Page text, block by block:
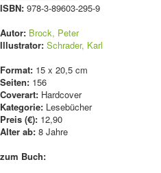
ISBN: 978-3-89603-295-9
Autor: Brock, Peter
Illustrator: Schrader, Karl
Format: 15 x 20,5 cm
Seiten: 156
Coverart: Hardcover
Kategorie: Lesebücher
Preis (€): 12,90
Alter ab: 8 Jahre
zum Buch: